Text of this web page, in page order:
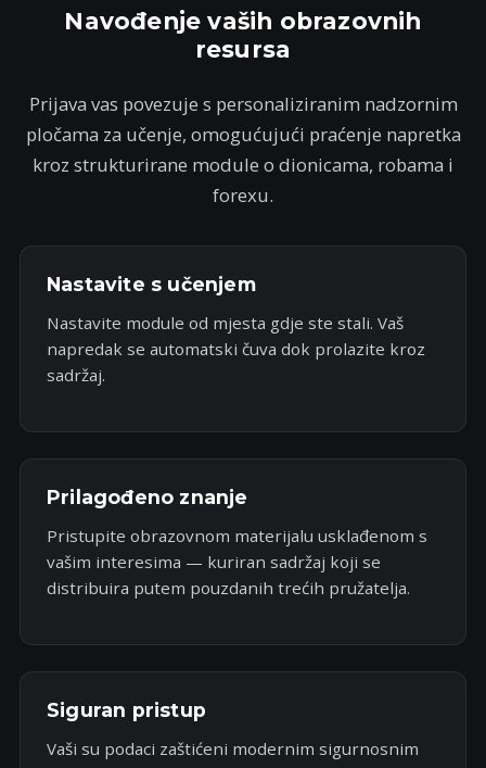
s
Navođenje vaših obrazovnih
resursa
Prijava vas povezuje s personaliziranim nadzornim
pločama za učenje, omogućujući praćenje napretka
kroz strukturirane module o dionicama, robama i
forexu.
Nastavite s učenjem
Nastavite module od mjesta gdje ste stali. Vaš
napredak se automatski čuva dok prolazite kroz
sadržaj.
Prilagođeno znanje
Pristupite obrazovnom materijalu usklađenom s
vašim interesima — kuriran sadržaj koji se
distribuira putem pouzdanih trećih pružatelja.
Siguran pristup
Vaši su podaci zaštićeni modernim sigurnosnim